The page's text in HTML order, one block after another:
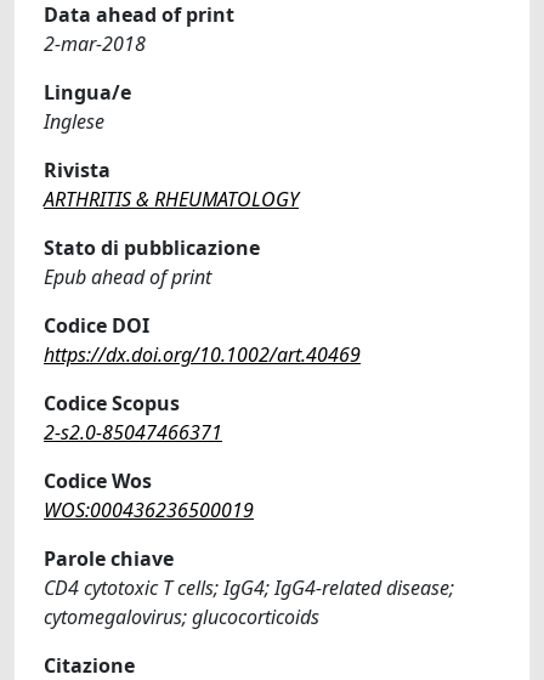
Data ahead of print
2-mar-2018
Lingua/e
Inglese
Rivista
ARTHRITIS & RHEUMATOLOGY
Stato di pubblicazione
Epub ahead of print
Codice DOI
https://dx.doi.org/10.1002/art.40469
Codice Scopus
2-s2.0-85047466371
Codice Wos
WOS:000436236500019
Parole chiave
CD4 cytotoxic T cells; IgG4; IgG4-related disease;
cytomegalovirus; glucocorticoids
Citazione